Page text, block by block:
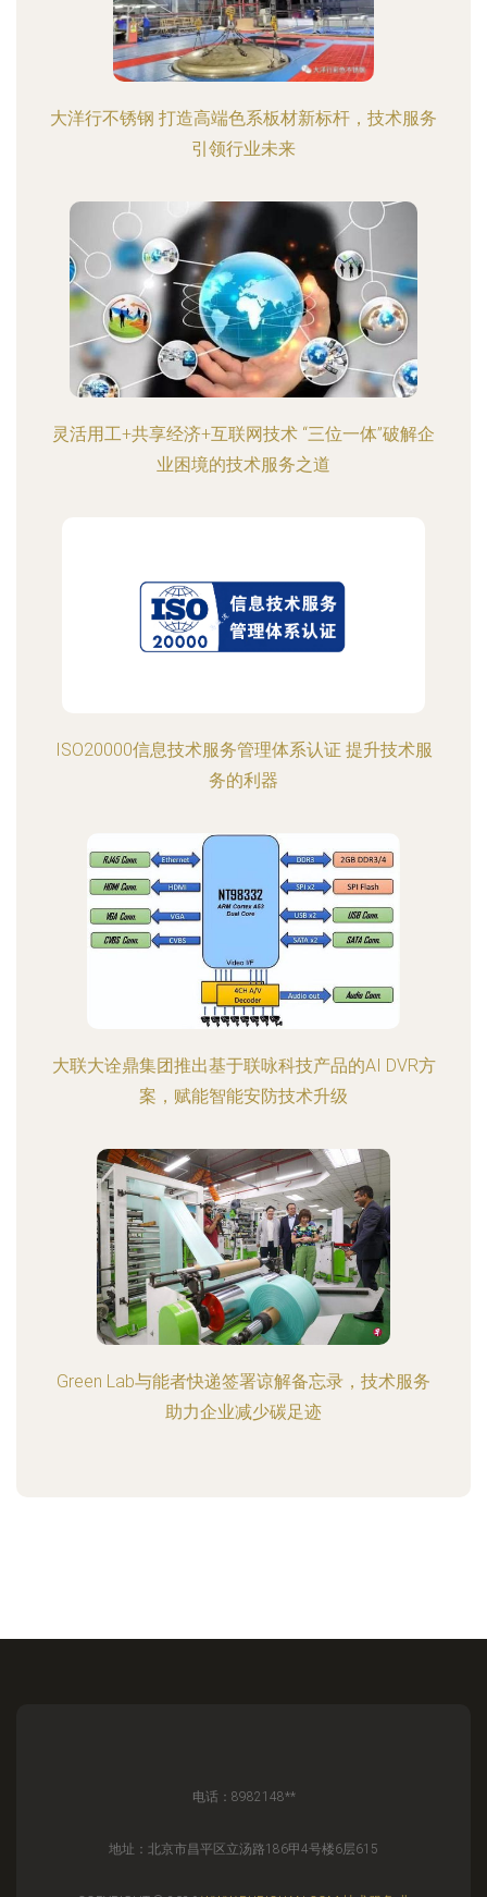
大洋行不锈钢 打造高端色系板材新标杆，技术服务
引领行业未来
灵活用工+共享经济+互联网技术 “三位一体”破解企
业困境的技术服务之道
ISO20000信息技术服务管理体系认证 提升技术服
务的利器
大联大诠鼎集团推出基于联咏科技产品的AI DVR方
案，赋能智能安防技术升级
Green Lab与能者快递签署谅解备忘录，技术服务
助力企业减少碳足迹
电话：8982148**
地址：北京市昌平区立汤路186甲4号楼6层615